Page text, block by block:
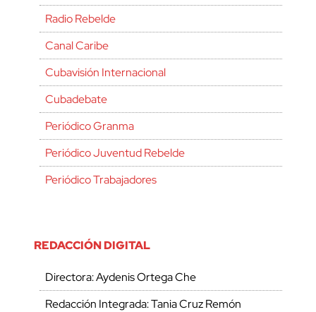
Radio Rebelde
Canal Caribe
Cubavisión Internacional
Cubadebate
Periódico Granma
Periódico Juventud Rebelde
Periódico Trabajadores
REDACCIÓN DIGITAL
Directora: Aydenis Ortega Che
Redacción Integrada: Tania Cruz Remón